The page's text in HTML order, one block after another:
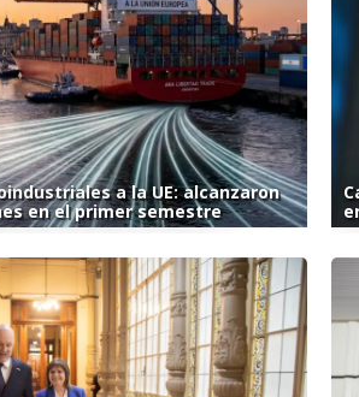
a la UE: alcanzaron
en el primer semestre